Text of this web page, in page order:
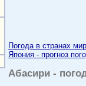
Погода в странах
Япония - прогноз
Абасири -